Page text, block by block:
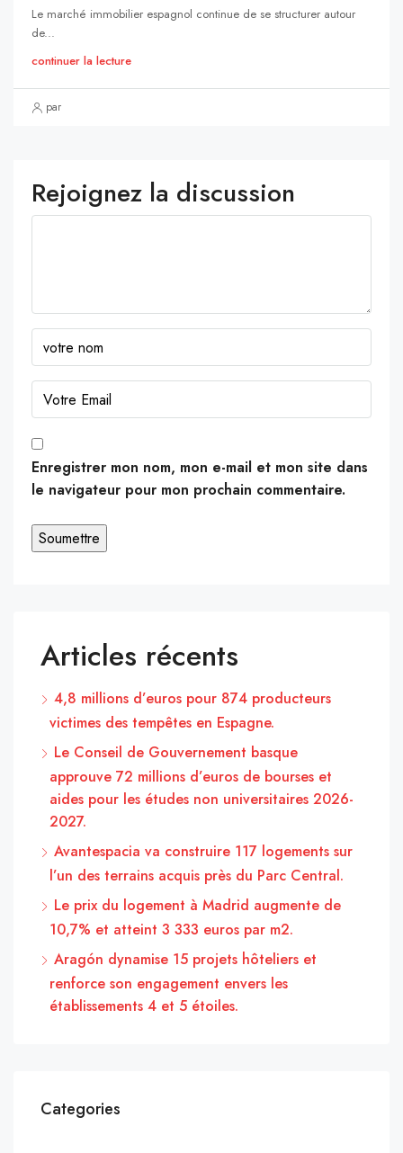
Le marché immobilier espagnol continue de se structurer autour
de...
continuer la lecture
par
Rejoignez la discussion
Enregistrer mon nom, mon e-mail et mon site dans
le navigateur pour mon prochain commentaire.
Articles récents
4,8 millions d’euros pour 874 producteurs
victimes des tempêtes en Espagne.
Le Conseil de Gouvernement basque
approuve 72 millions d’euros de bourses et
aides pour les études non universitaires 2026-
2027.
Avantespacia va construire 117 logements sur
l’un des terrains acquis près du Parc Central.
Le prix du logement à Madrid augmente de
10,7% et atteint 3 333 euros par m2.
Aragón dynamise 15 projets hôteliers et
renforce son engagement envers les
établissements 4 et 5 étoiles.
Categories